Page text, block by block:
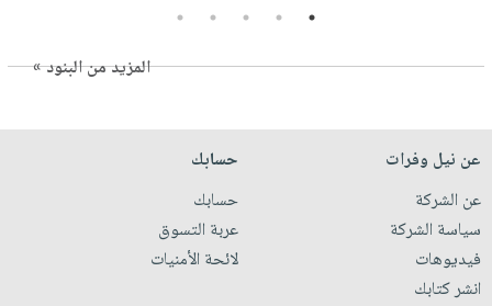
1
2
3
4
5
المزيد من البنود »
عن نيل وفرات
عن الشركة
سياسة الشركة
فيديوهات
انشر كتابك
حسابك
حسابك
عربة التسوق
لائحة الأمنيات